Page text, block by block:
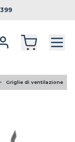
Griglie di ventilazione